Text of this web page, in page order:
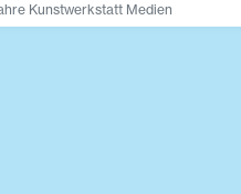
Kunstwerkstatt Medien